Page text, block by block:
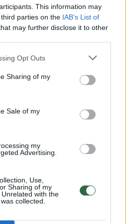
This information may
parties on the IAB’s List of
may further disclose it to other
Opt Outs
Sharing of my
Sale of my
my
Advertising.
Use,
Sharing of my
with the
collected.
00:00:30
Vilniaus r.: dviejų moterų ir
bandymu įsitvirtinti
neteisus
00:00:57
orais užbaigsime darbo